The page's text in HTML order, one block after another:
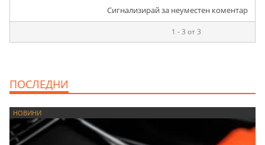
Сигнализирай за неуместен коментар
1 - 3 от 3
ПОСЛЕДНИ
НОВИНИ